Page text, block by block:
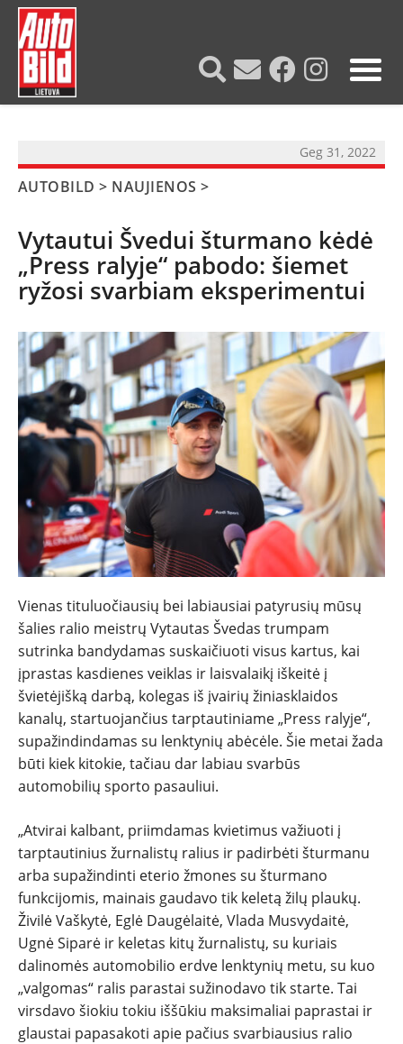
NAUJIENOS
TESTAI
NAUJI
NAUDOTI
REPORTAŽAI
SPORTAS
PATARIMAI
ĮVAIRENYBĖS
Geg 31, 2022
AUTOBILD > NAUJIENOS >
Vytautui Švedui šturmano kėdė
„Press ralyje“ pabodo: šiemet
ryžosi svarbiam eksperimentui
Vienas tituluočiausių bei labiausiai patyrusių mūsų
šalies ralio meistrų Vytautas Švedas trumpam
sutrinka bandydamas suskaičiuoti visus kartus, kai
įprastas kasdienes veiklas ir laisvalaikį iškeitė į
švietėjišką darbą, kolegas iš įvairių žiniasklaidos
kanalų, startuojančius tarptautiniame „Press ralyje“,
supažindindamas su lenktynių abėcėle. Šie metai žada
būti kiek kitokie, tačiau dar labiau svarbūs
automobilių sporto pasauliui.
„Atvirai kalbant, priimdamas kvietimus važiuoti į
tarptautinius žurnalistų ralius ir padirbėti šturmanu
arba supažindinti eterio žmones su šturmano
funkcijomis, mainais gaudavo tik keletą žilų plaukų.
Živilė Vaškytė, Eglė Daugėlaitė, Vlada Musvydaitė,
Ugnė Siparė ir keletas kitų žurnalistų, su kuriais
dalinomės automobilio erdve lenktynių metu, su kuo
„valgomas“ ralis parastai sužinodavo tik starte. Tai
virsdavo šiokiu tokiu iššūkiu maksimaliai paprastai ir
glaustai papasakoti apie pačius svarbiausius ralio